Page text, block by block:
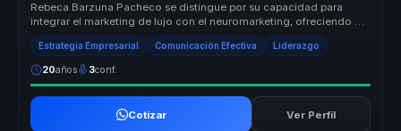
Rebeca Barzuna Pacheco se distingue por su capacidad para
integrar el marketing de lujo con el neuromarketing, ofreciendo un
enfoque únic...
Estrategia Empresarial Comunicación Efectiva Liderazgo
20años 3conf.
Cotizar Ver Perfil